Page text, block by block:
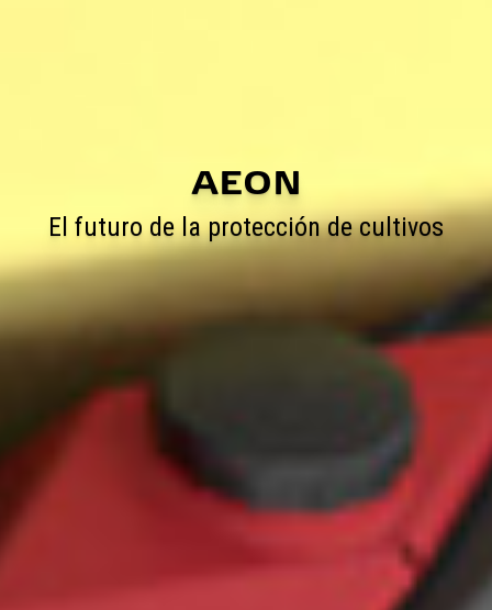
AEON
El futuro de la protección de cultivos